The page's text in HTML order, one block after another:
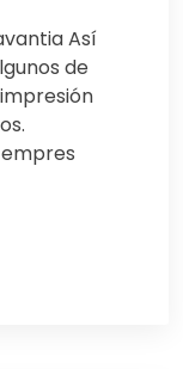
Así
de